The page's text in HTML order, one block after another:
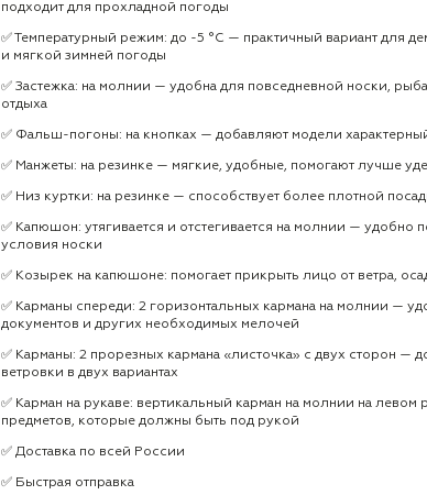
подходит для прохладной погоды
✅ Температурный режим: до -5 °C — практичный вариант для
и мягкой зимней погоды
✅ Застежка: на молнии — удобна для повседневной носки,
отдыха
✅ Фальш-погоны: на кнопках — добавляют модели
✅ Манжеты: на резинке — мягкие, удобные, помогают лучше
✅ Низ куртки: на резинке — способствует более плотной
✅ Капюшон: утягивается и отстегивается на молнии — удобно
условия носки
✅ Козырек на капюшоне: помогает прикрыть лицо от ветра,
✅ Карманы спереди: 2 горизонтальных кармана на молнии —
документов и других необходимых мелочей
✅ Карманы: 2 прорезных кармана «листочка» с двух сторон —
ветровки в двух вариантах
✅ Карман на рукаве: вертикальный карман на молнии на
предметов, которые должны быть под рукой
✅ Доставка по всей России
✅ Быстрая отправка